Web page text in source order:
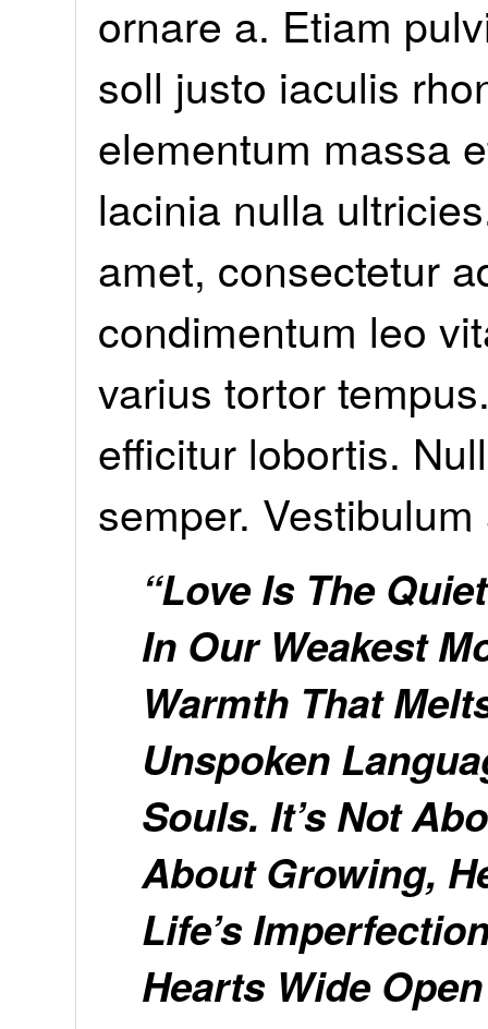
ornare a. Etiam
soll justo iaculis
elementum massa
lacinia nulla
amet, consectetur
condimentum leo
varius tortor
efficitur lobortis.
semper.
“Love Is The
In Our Weakest
Warmth That
Unspoken
Souls. It’s Not
About Growing,
Life’s
Hearts Wide